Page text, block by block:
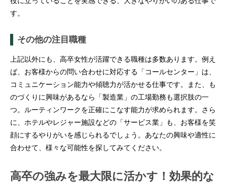
す。
その他の注目職種
上記以外にも、高卒女性が活躍できる職種は多数あります。例え
ば、お客様からの問い合わせに対応する「コールセンター」は、
コミュニケーション能力や傾聴力が活かせる仕事です。また、も
のづくりに興味があるなら「製造業」の工場勤務も選択肢の一
つ。ルーティンワークを正確にこなす能力が求められます。さら
に、ホテルやレジャー施設などの「サービス業」も、お客様を笑
顔にするやりがいを感じられるでしょう。あなたの興味や適性に
合わせて、様々な可能性を探してみてください。
高卒の強みを最大限に活かす！効果的な